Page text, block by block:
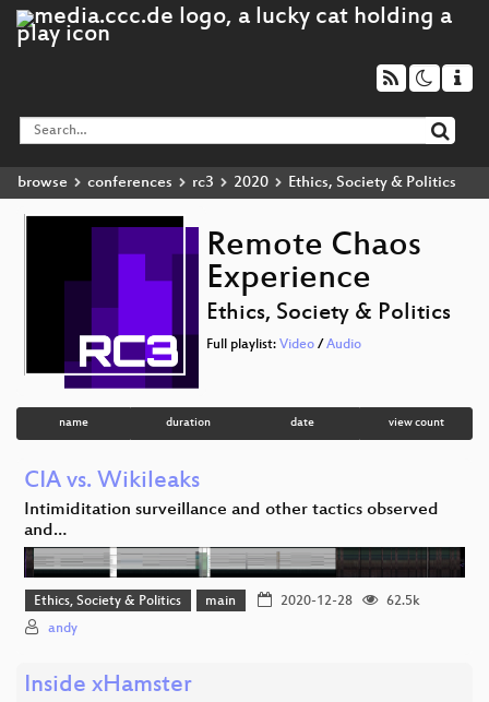
browse conferences rc3 2020 Ethics, Society & Politics
Remote Chaos
Experience
Ethics, Society & Politics
Full playlist: Video / Audio
name duration date view count
CIA vs. Wikileaks
Intimiditation surveillance and other tactics observed
and…
Ethics, Society & Politics main 2020-12-28
62.5k
andy
Inside xHamster